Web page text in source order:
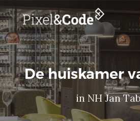
Home
Cases
Diensten
Werkwijze
Over ons
Contact
De huiskamer
in NH Jan